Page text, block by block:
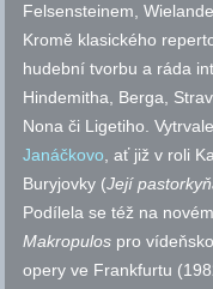
Felsensteinem,
Kromě klasického
hudební tvorbu a ráda
Hindemitha, Berga,
Nona či Ligetiho.
Janáčkovo, ať již v roli
Buryjovky (Její
Podílela se též na
Makropulos pro
opery ve Frankfurtu